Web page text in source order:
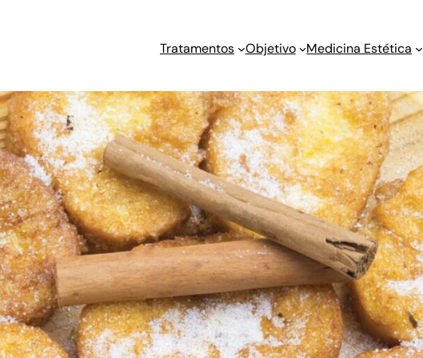
Tratamentos Objetivo Medicina Estética